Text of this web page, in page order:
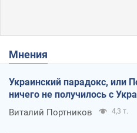
Мнения
Украинский парадокс, или
ничего не получилось с
Виталий Портников 4,3 т.